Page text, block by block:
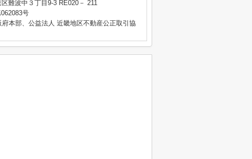
難波中３丁目9-3 RE020－ 211
号
本部、公益法人 近畿地区不動産公正取引協